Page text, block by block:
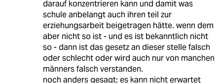
darauf konzentrieren kann und damit was
schule anbelangt auch ihren teil zur
erziehungsarbeit beigetragen hätte. wenn dem
aber nicht so ist - und es ist bekanntlich nicht
so - dann ist das gesetz an dieser stelle falsch
oder schlecht oder wird auch nur von manchen
männers falsch verstanden.
noch anders gesagt: es kann nicht erwartet